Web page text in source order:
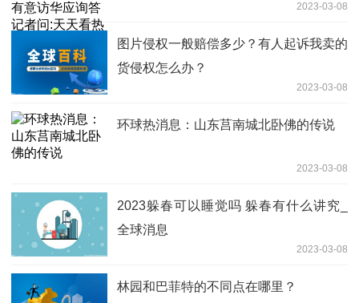
2023-03-08
图片侵权一般赔偿多少？有人起诉我卖的
货侵权怎么办？
2023-03-08
环球热消息：山东莒南城北卧佛的传说
2023-03-08
2023躲春可以睡觉吗 躲春有什么讲究_
全球消息
2023-03-08
林园和巴菲特的不同点在哪里？